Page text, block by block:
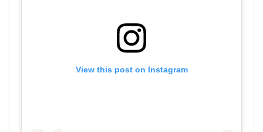
View this post on Instagram